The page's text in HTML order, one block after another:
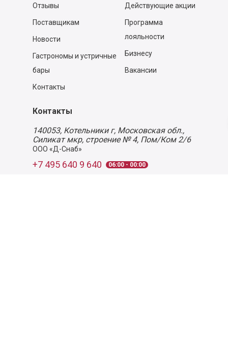
Отзывы
Поставщикам
Новости
Гастрономы и устричные
бары
Контакты
Действующие акции
Программа
лояльности
Бизнесу
Вакансии
Контакты
140053, Котельники г, Московская обл.,
Силикат мкр, строение № 4, Пом/Ком 2/6
ООО «Д-Снаб»
+7 495 640 9 640 06:00 - 00:00